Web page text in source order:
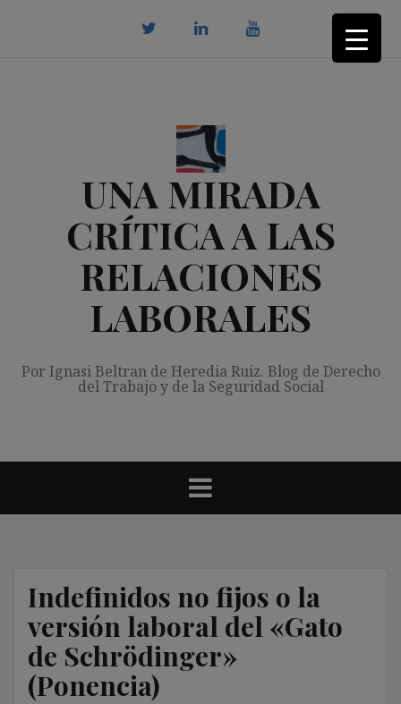
UNA MIRADA
CRÍTICA A LAS
RELACIONES
LABORALES
Por Ignasi Beltran de Heredia Ruiz. Blog de Derecho
del Trabajo y de la Seguridad Social
Indefinidos no fijos o la
versión laboral del «Gato
de Schrödinger»
(Ponencia)